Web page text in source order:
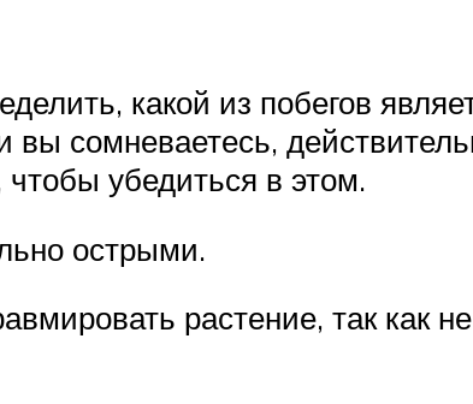
какой из побегов
вы сомневаетесь,
чтобы убедиться в этом.
острыми.
растение, так как не